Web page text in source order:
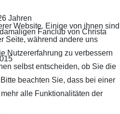
Jahren
Fanclub von Christa
Website. Einige von ihnen sind
Seite, während andere uns
Nutzererfahrung zu verbessern
selbst entscheiden, ob Sie die
beachten Sie, dass bei einer
alle Funktionalitäten der